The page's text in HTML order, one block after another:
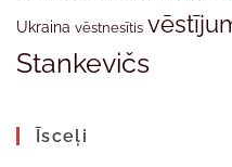
Ukraina vēstnesītis
Stankevičs
Īsceļi